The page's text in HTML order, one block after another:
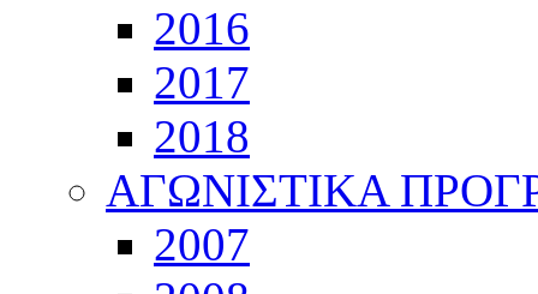
2016
2017
2018
ΑΓΩΝΙΣΤΙΚΑ
2007